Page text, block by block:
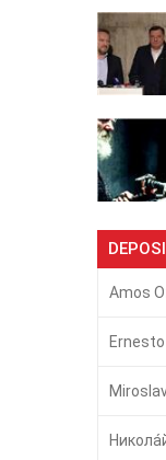
Amos